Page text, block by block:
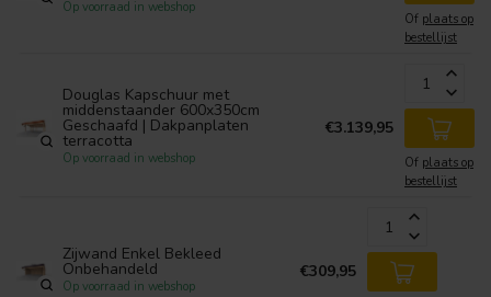
Op voorraad in webshop
Of plaats op
bestellijst
Douglas Kapschuur met
middenstaander 600x350cm
Geschaafd | Dakpanplaten
terracotta
Op voorraad in webshop
€3.139,95
Of plaats op
bestellijst
Zijwand Enkel Bekleed
Onbehandeld
Op voorraad in webshop
€309,95